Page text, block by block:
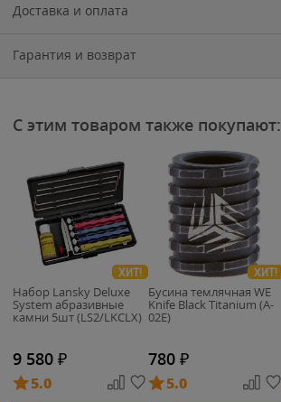
Доставка и оплата
Гарантия и возврат
С этим товаром также покупают:
ХИТ!
Набор Lansky Deluxe
System абразивные
камни 5шт (LS2/LKCLX)
9 580 ₽
5.0
ХИТ!
Бусина темлячная WE
Knife Black Titanium (A-
02E)
780 ₽
5.0